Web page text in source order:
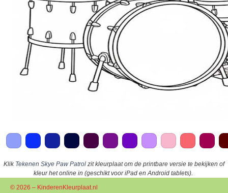
Klik Tekenen Skye Paw Patrol zit kleurplaat om de printbare versie te bekijken of
kleur het online in (geschikt voor iPad en Android tablets).
© 2026 – KinderenKleurplaat.nl